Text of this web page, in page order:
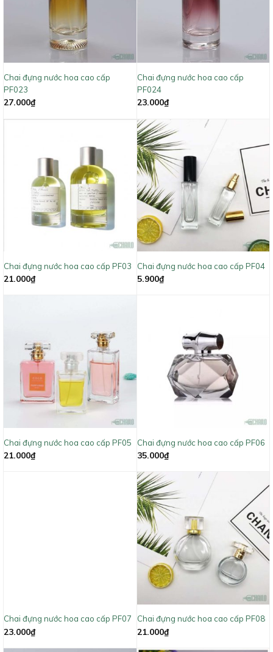
Chai đựng nước hoa cao cấp
PF023
27.000₫
Chai đựng nước hoa cao cấp
PF024
23.000₫
Chai đựng nước hoa cao cấp PF03
21.000₫
Chai đựng nước hoa cao cấp PF04
5.900₫
Chai đựng nước hoa cao cấp PF05
21.000₫
Chai đựng nước hoa cao cấp PF06
35.000₫
Chai đựng nước hoa cao cấp PF07
23.000₫
Chai đựng nước hoa cao cấp PF08
21.000₫